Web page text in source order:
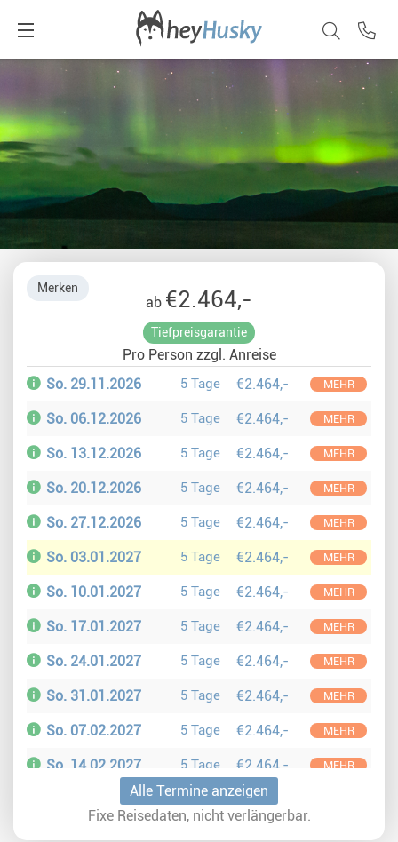
Merken
ab €2.464,-
Tiefpreisgarantie
Pro Person zzgl. Anreise
So. 29.11.2026
5 Tage €2.464,- MEHR
So. 06.12.2026 5 Tage €2.464,- MEHR
So. 13.12.2026 5 Tage €2.464,- MEHR
So. 20.12.2026 5 Tage €2.464,- MEHR
So. 27.12.2026 5 Tage €2.464,- MEHR
So. 03.01.2027 5 Tage €2.464,- MEHR
So. 10.01.2027 5 Tage €2.464,- MEHR
So. 17.01.2027 5 Tage €2.464,- MEHR
So. 24.01.2027 5 Tage €2.464,- MEHR
So. 31.01.2027 5 Tage €2.464,- MEHR
So. 07.02.2027 5 Tage €2.464,- MEHR
So. 14.02.2027 5 Tage €2.464,- MEHR
So. 21.02.2027 5 Tage €2.464,-
Alle Termine anzeigen
Fixe Reisedaten, nicht verlängerbar.